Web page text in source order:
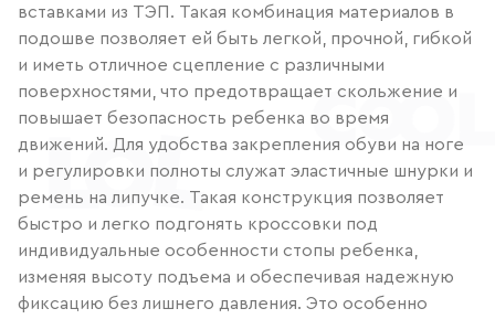
вставками из ТЭП. Такая комбинация материалов в
подошве позволяет ей быть легкой, прочной, гибкой
и иметь отличное сцепление с различными
поверхностями, что предотвращает скольжение и
повышает безопасность ребенка во время
движений. Для удобства закрепления обуви на ноге
и регулировки полноты служат эластичные шнурки и
ремень на липучке. Такая конструкция позволяет
быстро и легко подгонять кроссовки под
индивидуальные особенности стопы ребенка,
изменяя высоту подъема и обеспечивая надежную
фиксацию без лишнего давления. Это особенно